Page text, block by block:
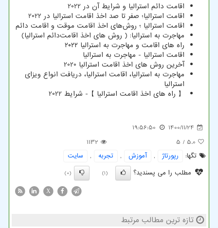
اقامت دائم استرالیا و شرایط آن در 2022
اقامت استرالیا؛ صفر تا صد اخذ اقامت استرالیا در 2022
اقامت استرالیا ؛ روش‌های اخذ اقامت موقت و اقامت دائم
مهاجرت به استرالیا: ( روش های اخذ اقامت‌‌دائم استرالیا)
راه های اقامت و مهاجرت به استرالیا ۲۰۲۲
اقامت استرالیا - مهاجرت به استرالیا
آخرین روش های اخذ اقامت استرالیا 2020
مهاجرت به استرالیا، اقامت استرالیا، دریافت انواع ویزای
استرالیا
【 راه های اخذ اقامت استرالیا 】- شرایط 2022
1400/11/24
19:56:50
5.0
/ 5
1132
تگها:
رپورتاژ , آموزش , تجربه ,
سایت
مطلب را می پسندید؟
(1)
(0)
X
تازه ترین مطالب مرتبط